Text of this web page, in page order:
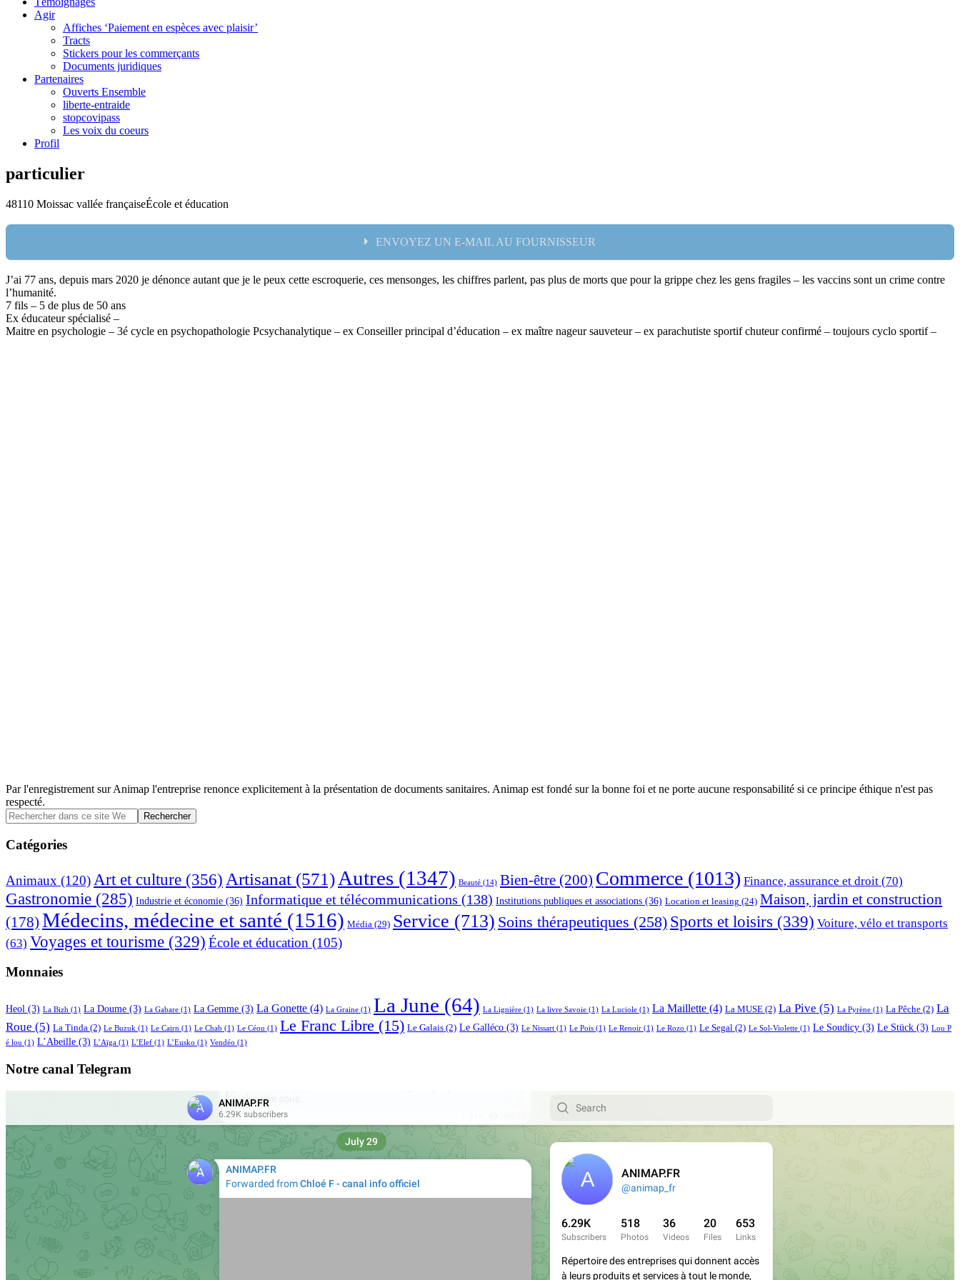
Agir
Affiches ‘Paiement en espèces avec plaisir’
Tracts
Stickers pour les commerçants
Documents juridiques
Partenaires
Ouverts Ensemble
liberte-entraide
stopcovipass
Les voix du coeurs
Profil
particulier
48110 Moissac vallée françaiseÉcole et éducation
ENVOYEZ UN E-MAIL AU FOURNISSEUR
Nom:
email:
Message:
J’ai 77 ans, depuis mars 2020 je dénonce autant que je le peux cette escroquerie, ces mensonges, les chiffres parlent, pas plus de morts que pour la grippe chez les gens fragiles – les vaccins sont un crime contre
l’humanité.
7 fils – 5 de plus de 50 ans
Ex éducateur spécialisé –
Maitre en psychologie – 3é cycle en psychopathologie Pcsychanalytique – ex Conseiller principal d’éducation – ex maître nageur sauveteur – ex parachutiste sportif chuteur confirmé – toujours cyclo sportif –
Par l'enregistrement sur Animap l'entreprise renonce explicitement à la présentation de documents sanitaires. Animap est fondé sur la bonne foi et ne porte aucune responsabilité si ce principe éthique n'est pas
respecté.
Barre
latérale
principale
Rechercher
dans
ce
site
Catégories
Animaux (120) Art et culture (356) Artisanat (571) Autres (1347) Beauté (14) Bien-être (200) Commerce (1013) Finance, assurance et droit (70)
Gastronomie (285) Industrie et économie (36) Informatique et télécommunications (138) Institutions publiques et associations (36) Location et leasing (24) Maison, jardin et construction
(178) Médecins, médecine et santé (1516) Média (29) Service (713) Soins thérapeutiques (258) Sports et loisirs (339) Voiture, vélo et transports
(63) Voyages et tourisme (329) École et éducation (105)
Monnaies
Heol (3) La Bizh (1) La Doume (3) La Gabare (1) La Gemme (3) La Gonette (4) La Graine (1) La June (64) La Lignière (1) La livre Savoie (1) La Luciole (1) La Maillette (4) La MUSE (2) La Pive (5) La Pyrène (1) La Pêche (2) La
Roue (5) La Tinda (2) Le Buzuk (1) Le Cairn (1) Le Chab (1) Le Céou (1) Le Franc Libre (15) Le Galais (2) Le Galléco (3) Le Nissart (1) Le Pois (1) Le Renoir (1) Le Rozo (1) Le Segal (2) Le Sol-Violette (1) Le Soudicy (3) Le Stück (3) Lou P
é lou (1) L’Abeille (3) L’Aïga (1) L’Elef (1) L’Eusko (1) Vendéo (1)
Notre canal Telegram